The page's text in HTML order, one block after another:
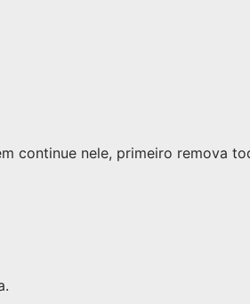
continue nele, primeiro remova